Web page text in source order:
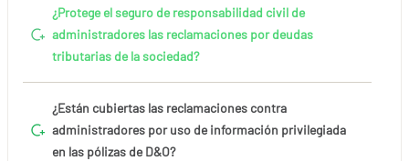
¿Protege el seguro de responsabilidad civil de
administradores las reclamaciones por deudas
tributarias de la sociedad?
¿Están cubiertas las reclamaciones contra
administradores por uso de información privilegiada
en las pólizas de D&O?